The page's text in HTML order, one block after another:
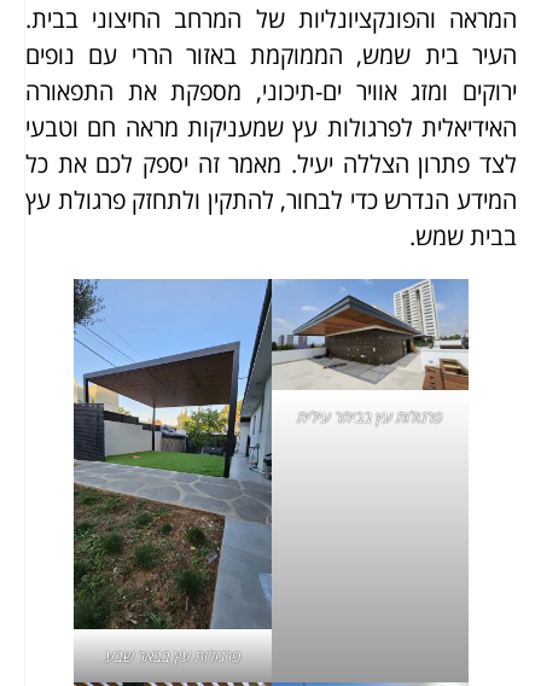
המראה והפונקציונליות של המרחב החיצוני בבית.
העיר בית שמש, הממוקמת באזור הררי עם נופים
ירוקים ומזג אוויר ים-תיכוני, מספקת את התפאורה
האידיאלית לפרגולות עץ שמעניקות מראה חם וטבעי
לצד פתרון הצללה יעיל. מאמר זה יספק לכם את כל
המידע הנדרש כדי לבחור, להתקין ולתחזק פרגולת עץ
בבית שמש.
פרגולות עץ בביתר עילית
פרגולות עץ בבאר שבע